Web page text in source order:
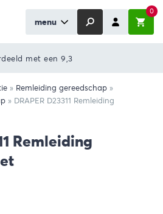
menu
0
met een 9,3
» Remleiding gereedschap »
» DRAPER D23311 Remleiding
Remleiding